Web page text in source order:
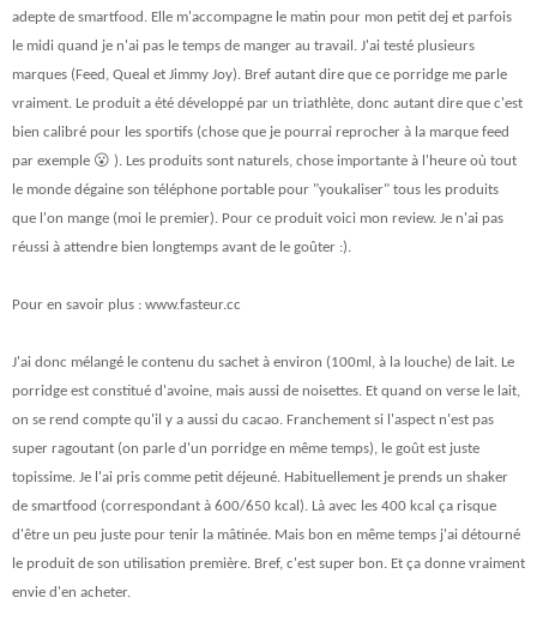
adepte de smartfood. Elle m'accompagne le matin pour mon petit dej et parfois
le midi quand je n'ai pas le temps de manger au travail. J'ai testé plusieurs
marques (Feed, Queal et Jimmy Joy). Bref autant dire que ce porridge me parle
vraiment. Le produit a été développé par un triathlète, donc autant dire que c'est
bien calibré pour les sportifs (chose que je pourrai reprocher à la marque feed
par exemple 😮 ). Les produits sont naturels, chose importante à l'heure où tout
le monde dégaine son téléphone portable pour "youkaliser" tous les produits
que l'on mange (moi le premier). Pour ce produit voici mon review. Je n'ai pas
réussi à attendre bien longtemps avant de le goûter :).
Pour en savoir plus : www.fasteur.cc
J'ai donc mélangé le contenu du sachet à environ (100ml, à la louche) de lait. Le
porridge est constitué d'avoine, mais aussi de noisettes. Et quand on verse le lait,
on se rend compte qu'il y a aussi du cacao. Franchement si l'aspect n'est pas
super ragoutant (on parle d'un porridge en même temps), le goût est juste
topissime. Je l'ai pris comme petit déjeuné. Habituellement je prends un shaker
de smartfood (correspondant à 600/650 kcal). Là avec les 400 kcal ça risque
d'être un peu juste pour tenir la mâtinée. Mais bon en même temps j'ai détourné
le produit de son utilisation première. Bref, c'est super bon. Et ça donne vraiment
envie d'en acheter.